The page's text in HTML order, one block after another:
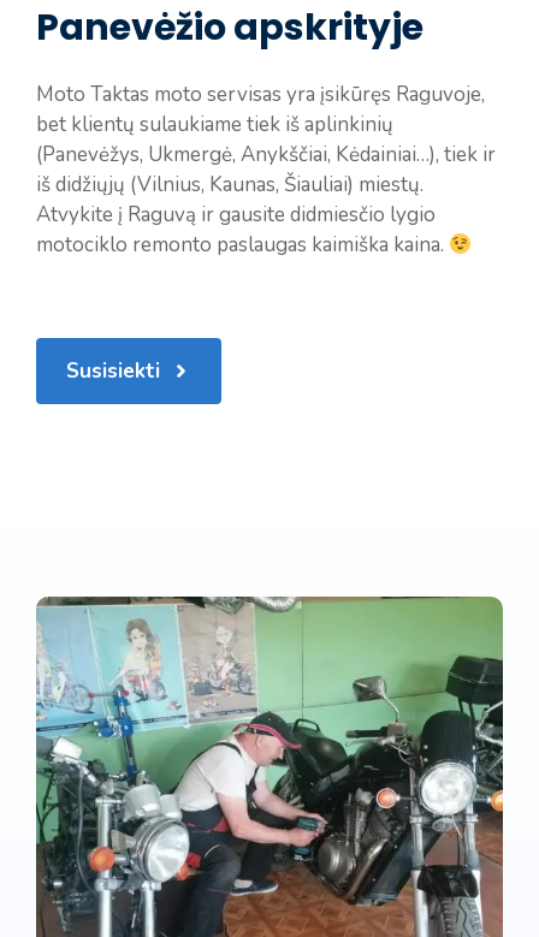
Panevėžio apskrityje
Moto Taktas moto servisas yra įsikūręs Raguvoje,
bet klientų sulaukiame tiek iš aplinkinių
(Panevėžys, Ukmergė, Anykščiai, Kėdainiai…), tiek ir
iš didžiųjų (Vilnius, Kaunas, Šiauliai) miestų.
Atvykite į Raguvą ir gausite didmiesčio lygio
motociklo remonto paslaugas kaimiška kaina.
Susisiekti